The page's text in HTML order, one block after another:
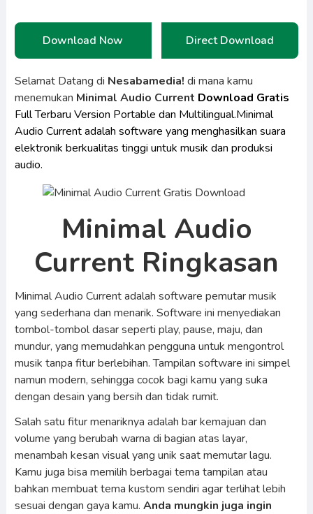
Download Now Direct Download
Selamat Datang di Nesabamedia! di mana kamu
menemukan Minimal Audio Current Download Gratis
Full Terbaru Version Portable dan Multilingual.Minimal
Audio Current adalah software yang menghasilkan suara
elektronik berkualitas tinggi untuk musik dan produksi
audio.
Minimal Audio
Current Ringkasan
Minimal Audio Current adalah software pemutar musik
yang sederhana dan menarik. Software ini menyediakan
tombol-tombol dasar seperti play, pause, maju, dan
mundur, yang memudahkan pengguna untuk mengontrol
musik tanpa fitur berlebihan. Tampilan software ini simpel
namun modern, sehingga cocok bagi kamu yang suka
dengan desain yang bersih dan tidak rumit.
Salah satu fitur menariknya adalah bar kemajuan dan
volume yang berubah warna di bagian atas layar,
menambah kesan visual yang unik saat memutar lagu.
Kamu juga bisa memilih berbagai tema tampilan atau
bahkan membuat tema kustom sendiri agar terlihat lebih
sesuai dengan gaya kamu. Anda mungkin juga ingin